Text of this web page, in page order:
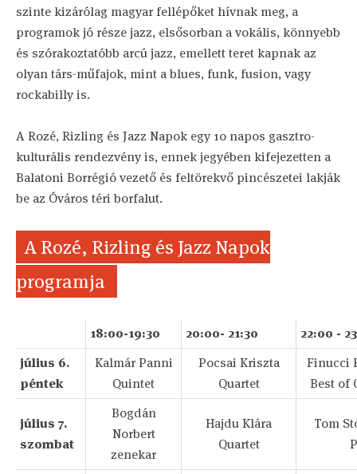
szinte kizárólag magyar fellépőket hívnak meg, a
programok jó része jazz, elsősorban a vokális, könnyebb
és szórakoztatóbb arcú jazz, emellett teret kapnak az
olyan társ-műfajok, mint a blues, funk, fusion, vagy
rockabilly is.
A Rozé, Rizling és Jazz Napok egy 10 napos gasztro-
kulturális rendezvény is, ennek jegyében kifejezetten a
Balatoni Borrégió vezető és feltörekvő pincészetei lakják
be az Óváros téri borfalut.
A Rozé, Rizling és Jazz Napok
programja
18:00-19:30 20:00- 21:30
22:00 -
július 6.
péntek
Kalmár Panni
Quintet
Pocsai Kriszta
Quartet
Finucci
Best of
július 7.
szombat
Bogdán
Norbert
zenekar
Hajdu Klára
Quartet
Tom